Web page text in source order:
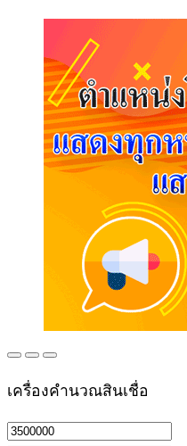
เครื่องคำนวณสินเชื่อ